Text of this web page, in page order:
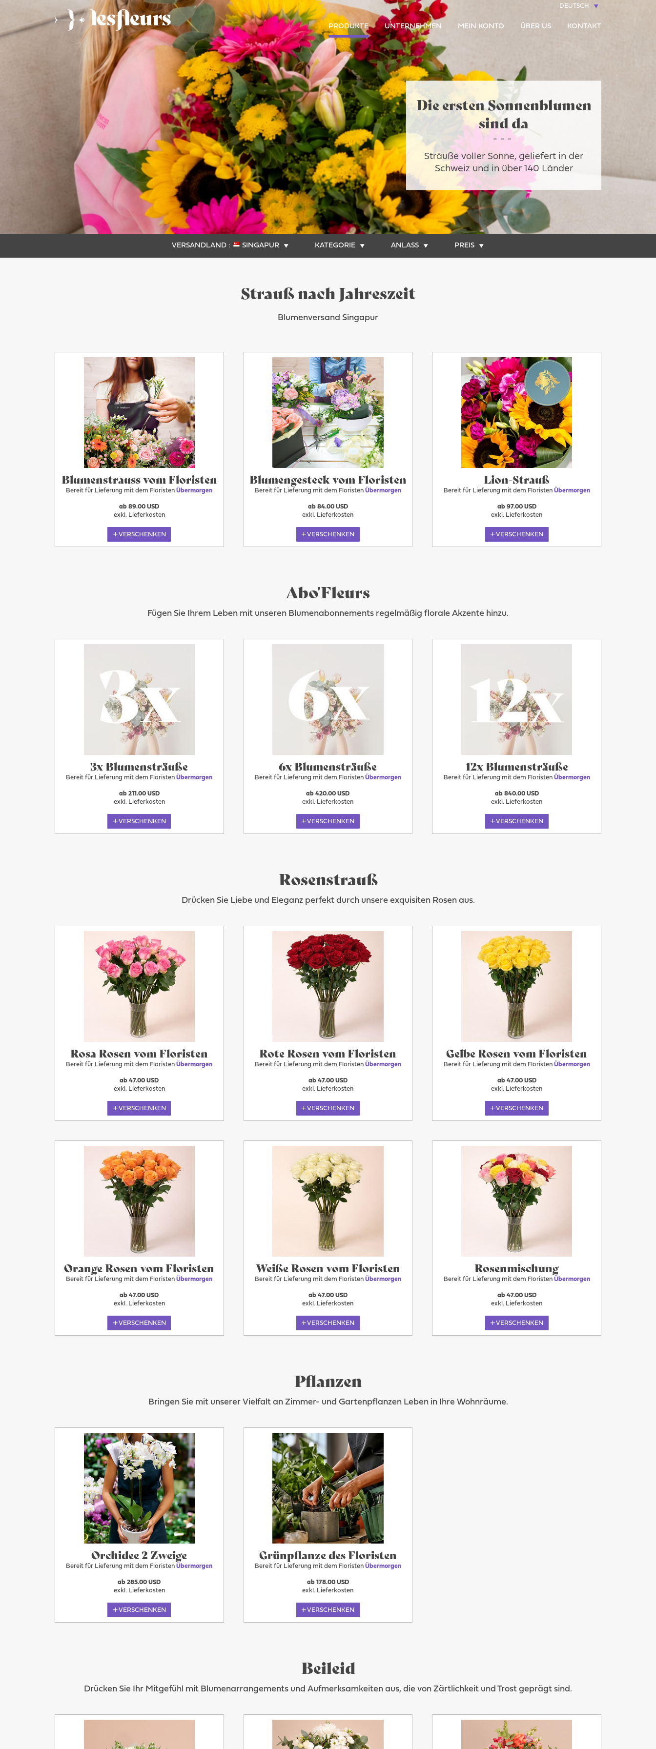
DEUTSCH
PRODUKTE UNTERNEHMEN MEIN KONTO ÜBER US KONTAKT
Die ersten Sonnenblumen
sind da
Sträuße voller Sonne, geliefert in der
Schweiz und in über 140 Länder
VERSANDLAND : SINGAPUR KATEGORIE ANLASS PREIS
Strauß nach Jahreszeit
Blumenversand Singapur
Blumenstrauss vom Floristen
Bereit für Lieferung mit dem FloristenÜbermorgen
ab 89.00 USD
exkl. Lieferkosten
VERSCHENKEN
Blumengesteck vom Floristen
Bereit für Lieferung mit dem Floristen Übermorgen
Übermorgen
ab 84.00 USD
exkl. Lieferkosten
VERSCHENKEN
Lion-Strauß
Bereit für Lieferung mit dem Floristen Übermorgen
ab 97.00 USD
exkl. Lieferkosten
VERSCHENKEN
Abo'Fleurs
Fügen Sie Ihrem Leben mit unseren Blumenabonnements regelmäßig florale Akzente hinzu.
3x Blumensträuße
Bereit für Lieferung mit dem FloristenÜbermorgen
Übermorgen
ab 211.00 USD
exkl. Lieferkosten
VERSCHENKEN
6x Blumensträuße
Bereit für Lieferung mit dem Floristen Übermorgen
Übermorgen
ab 420.00 USD
exkl. Lieferkosten
VERSCHENKEN
12x Blumensträuße
Bereit für Lieferung mit dem Floristen Übermorgen
Übermorgen
ab 840.00 USD
exkl. Lieferkosten
VERSCHENKEN
Rosenstrauß
Drücken Sie Liebe und Eleganz perfekt durch unsere exquisiten Rosen aus.
Rosa Rosen vom Floristen
Bereit für Lieferung mit dem FloristenÜbermorgen
Übermorgen
ab 47.00 USD
exkl. Lieferkosten
VERSCHENKEN
Rote Rosen vom Floristen
Bereit für Lieferung mit dem Floristen Übermorgen
Übermorgen
ab 47.00 USD
exkl. Lieferkosten
VERSCHENKEN
Gelbe Rosen vom Floristen
Bereit für Lieferung mit dem Floristen Übermorgen
Übermorgen
ab 47.00 USD
exkl. Lieferkosten
VERSCHENKEN
Orange Rosen vom Floristen
Bereit für Lieferung mit dem FloristenÜbermorgen
Übermorgen
ab 47.00 USD
exkl. Lieferkosten
VERSCHENKEN
Weiße Rosen vom Floristen
Bereit für Lieferung mit dem Floristen Übermorgen
Übermorgen
ab 47.00 USD
exkl. Lieferkosten
VERSCHENKEN
Rosenmischung
Bereit für Lieferung mit dem Floristen Übermorgen
ab 47.00 USD
exkl. Lieferkosten
VERSCHENKEN
Pflanzen
Bringen Sie mit unserer Vielfalt an Zimmer- und Gartenpflanzen Leben in Ihre Wohnräume.
Orchidee 2 Zweige
Bereit für Lieferung mit dem FloristenÜbermorgen
ab 285.00 USD
exkl. Lieferkosten
VERSCHENKEN
Grünpflanze des Floristen
Bereit für Lieferung mit dem Floristen Übermorgen
Übermorgen
ab 178.00 USD
exkl. Lieferkosten
VERSCHENKEN
Beileid
Drücken Sie Ihr Mitgefühl mit Blumenarrangements und Aufmerksamkeiten aus, die von Zärtlichkeit und Trost geprägt sind.